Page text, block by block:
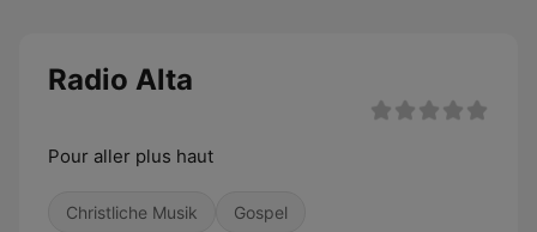
Radio Alta
Pour aller plus haut
Christliche Musik Gospel